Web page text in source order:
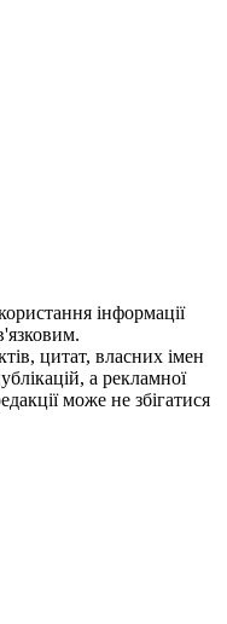
iнформацiї
цитат, власних імен
а рекламної
може не збiгатися